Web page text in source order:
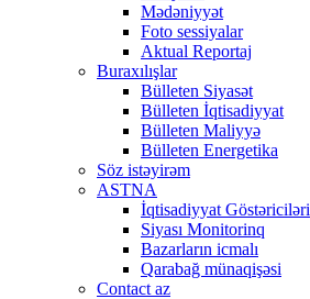
Mədəniyyət
Foto sessiyalar
Aktual Reportaj
Buraxılışlar
Bülleten Siyasət
Bülleten İqtisadiyyat
Bülleten Maliyyə
Bülleten Energetika
Söz istəyirəm
ASTNA
İqtisadiyyat Göstəriciləri
Siyası Monitorinq
Bazarların icmalı
Qarabağ münaqişəsi
Contact az